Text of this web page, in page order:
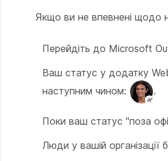
Якщо ви не впевнені щодо
Перейдіть до Microsoft
Ваш статус у додатку
наступним чином:
.
Поки ваш статус "поза
Люди у вашій організації